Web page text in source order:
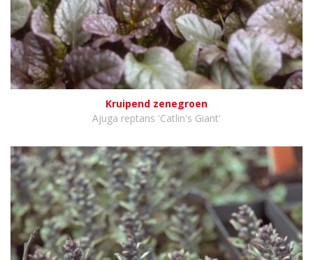
Kruipend zenegroen
Ajuga reptans 'Catlin's Giant'